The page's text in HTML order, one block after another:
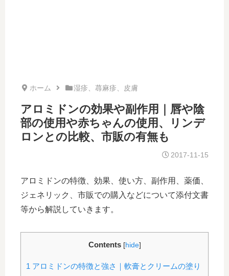
ホーム 湿疹、蕁麻疹、皮膚
アロミドンの効果や副作用｜唇や陰
部の使用や赤ちゃんの使用、リンデ
ロンとの比較、市販の有無も
2017-11-15
アロミドンの特徴、効果、使い方、副作用、薬価、
ジェネリック、市販での購入などについて添付文書
等から解説していきます。
Contents [hide]
1 アロミドンの特徴と強さ｜軟膏とクリームの塗り